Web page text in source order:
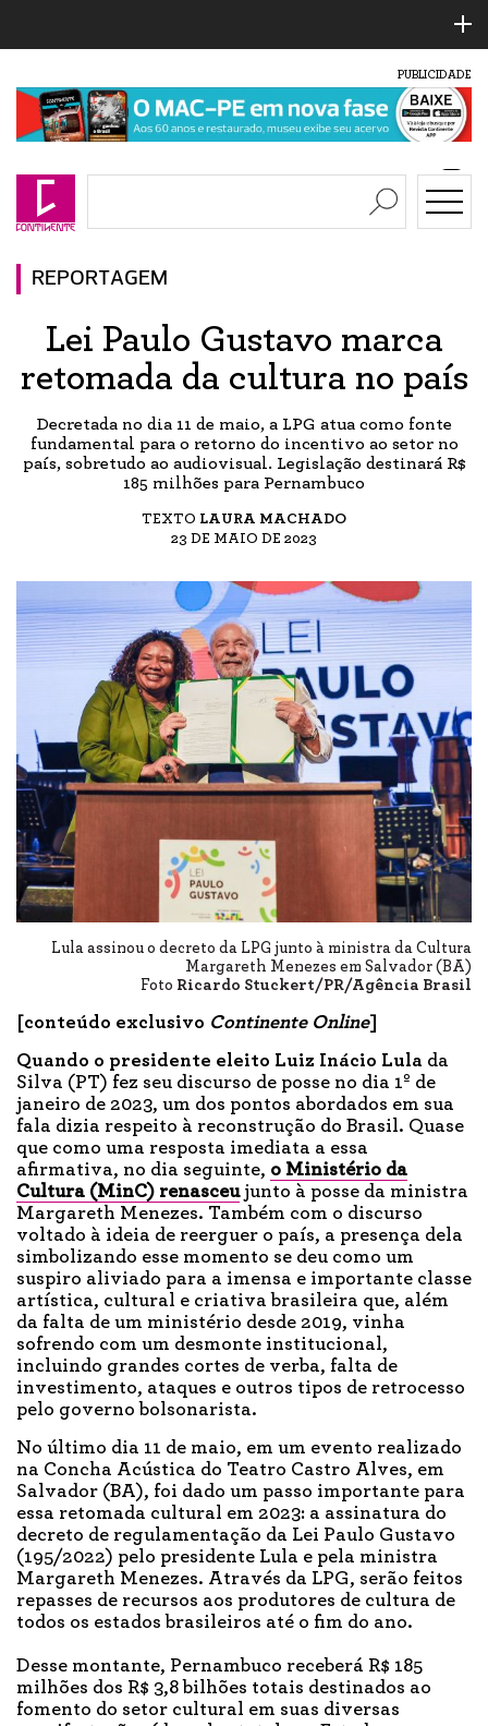
PUBLICIDADE
REPORTAGEM
Lei Paulo Gustavo marca
retomada da cultura no país
Decretada no dia 11 de maio, a LPG atua como fonte
fundamental para o retorno do incentivo ao setor no
país, sobretudo ao audiovisual. Legislação destinará R$
185 milhões para Pernambuco
TEXTO LAURA MACHADO
23 DE MAIO DE 2023
Lula assinou o decreto da LPG junto à ministra da Cultura
Margareth Menezes em Salvador (BA)
Foto Ricardo Stuckert/PR/Agência Brasil
[conteúdo exclusivo Continente Online]
Quando o presidente eleito Luiz Inácio Lula da
Silva (PT) fez seu discurso de posse no dia 1º de
janeiro de 2023, um dos pontos abordados em sua
fala dizia respeito à reconstrução do Brasil. Quase
que como uma resposta imediata a essa
afirmativa, no dia seguinte, o Ministério da
Cultura (MinC) renasceujunto à posse da ministra
Margareth Menezes. Também com o discurso
voltado à ideia de reerguer o país, a presença dela
simbolizando esse momento se deu como um
suspiro aliviado para a imensa e importante classe
artística, cultural e criativa brasileira que, além
da falta de um ministério desde 2019, vinha
sofrendo com um desmonte institucional,
incluindo grandes cortes de verba, falta de
investimento, ataques e outros tipos de retrocesso
pelo governo bolsonarista.
No último dia 11 de maio, em um evento realizado
na Concha Acústica do Teatro Castro Alves, em
Salvador (BA), foi dado um passo importante para
essa retomada cultural em 2023: a assinatura do
decreto de regulamentação da Lei Paulo Gustavo
(195/2022) pelo presidente Lula e pela ministra
Margareth Menezes. Através da LPG, serão feitos
repasses de recursos aos produtores de cultura de
todos os estados brasileiros até o fim do ano.
Desse montante, Pernambuco receberá R$ 185
milhões dos R$ 3,8 bilhões totais destinados ao
fomento do setor cultural em suas diversas